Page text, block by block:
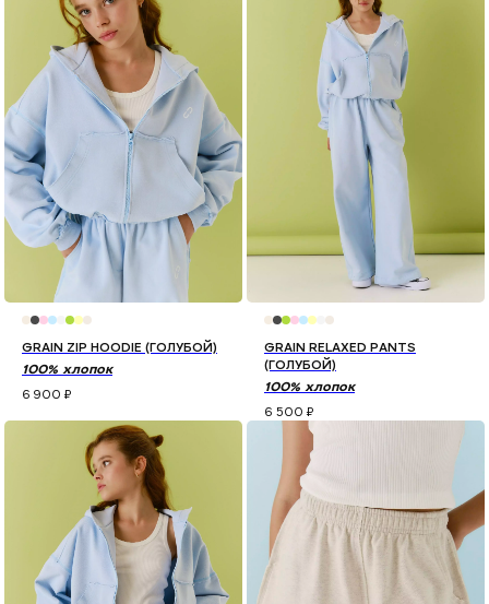
GRAIN ZIP HOODIE (ГОЛУБОЙ)
100% хлопок
6 900 ₽
GRAIN RELAXED PANTS
(ГОЛУБОЙ)
100% хлопок
6 500 ₽